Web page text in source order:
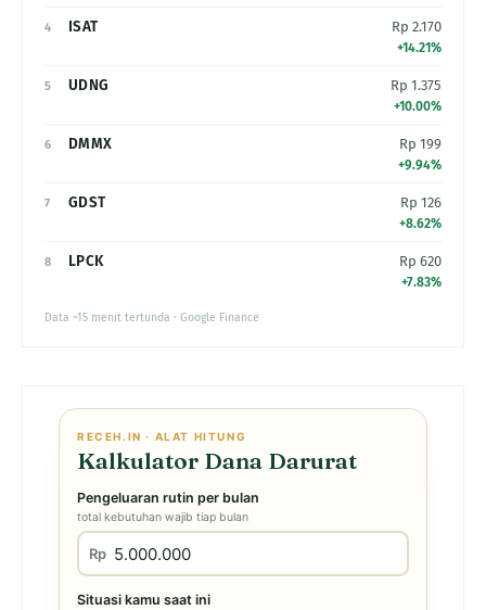
4 ISAT Rp 2.170
+14.21%
5 UDNG Rp 1.375
+10.00%
6 DMMX Rp 199
+9.94%
7 GDST Rp 126
+8.62%
8 LPCK Rp 620
+7.83%
Data ~15 menit tertunda · Google Finance
RECEH.IN · ALAT HITUNG
Kalkulator Dana Darurat
Pengeluaran rutin per bulan
total kebutuhan wajib tiap bulan
Rp
Situasi kamu saat ini